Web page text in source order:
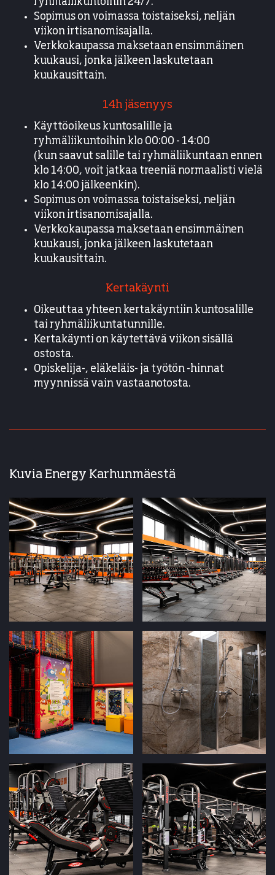
ryhmäliikuntoihin 24/7.
Sopimus on voimassa toistaiseksi, neljän
viikon irtisanomisajalla.
Verkkokaupassa maksetaan ensimmäinen
kuukausi, jonka jälkeen laskutetaan
kuukausittain.
14h jäsenyys
Käyttöoikeus kuntosalille ja
ryhmäliikuntoihin klo 00:00 - 14:00
(kun saavut salille tai ryhmäliikuntaan ennen
klo 14:00, voit jatkaa treeniä normaalisti vielä
klo 14:00 jälkeenkin).
Sopimus on voimassa toistaiseksi, neljän
viikon irtisanomisajalla.
Verkkokaupassa maksetaan ensimmäinen
kuukausi, jonka jälkeen laskutetaan
kuukausittain.
Kertakäynti
Oikeuttaa yhteen kertakäyntiin kuntosalille
tai ryhmäliikuntatunnille.
Kertakäynti on käytettävä viikon sisällä
ostosta.
Opiskelija-, eläkeläis- ja työtön -hinnat
myynnissä vain vastaanotosta.
Kuvia Energy Karhunmäestä